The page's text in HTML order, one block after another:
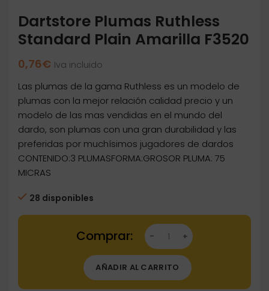
Dartstore Plumas Ruthless
Standard Plain Amarilla F3520
0,76€ Iva incluido
Las plumas de la gama Ruthless es un modelo de
plumas con la mejor relación calidad precio y un
modelo de las mas vendidas en el mundo del
dardo, son plumas con una gran durabilidad y las
preferidas por muchísimos jugadores de dardos
CONTENIDO:3 PLUMASFORMA:GROSOR PLUMA: 75
MICRAS
28 disponibles
Dartstore Plumas Ruthless Standard Plain
AÑADIR AL CARRITO